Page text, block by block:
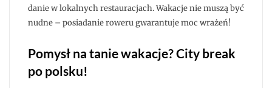
danie w lokalnych restauracjach. Wakacje nie muszą być
nudne – posiadanie roweru gwarantuje moc wrażeń!
Pomysł na tanie wakacje? City break
po polsku!